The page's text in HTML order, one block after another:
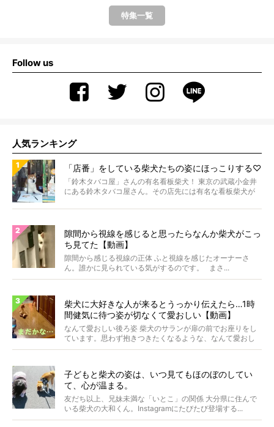
特集一覧
Follow us
人気ランキング
「店番」をしている柴犬たちの姿にほっこりする♡
「鈴木タバコ屋」さんの有名看板柴犬！ 東京の武蔵小金井
にある鈴木タバコ屋さん。その店先には有名な看板柴犬が
隙間から視線を感じると思ったらなんか柴犬がこっ
ち見てた【動画】
隙間から感じる視線の正体 ふと視線を感じたオーナーさ
ん。誰かに見られている気がするのです。 まさ...
柴犬に大好きな人が来るとうっかり伝えたら…1時
間健気に待つ姿が切なくて愛おしい【動画】
なんて愛おしい後ろ姿 柴犬のサランが扉の前でお座りをし
ています。思わず抱きつきたくなるような、なんて愛おし
い背...
子どもと柴犬の姿は、いつ見てもほのぼのしてい
て、心が温まる。
友だち以上、兄妹未満な「いとこ」の関係 大分県に住んで
いる柴犬の大和くん。Instagramにたびたび登場する...